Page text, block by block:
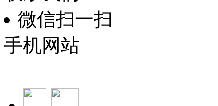
微信扫一扫
手机网站